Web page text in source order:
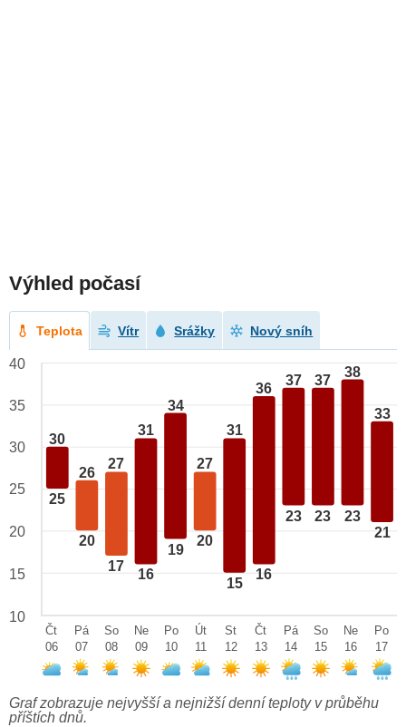
Výhled počasí
Teplota Vítr Srážky Nový sníh
30
25
26
20
27
17
31
16
34
19
27
20
31
15
36
16
37
23
37
23
38
23
33
21
40
35
30
25
20
15
10
Čt
06
Pá
07
So
08
Ne
09
Po
10
Út
11
St
12
Čt
13
Pá
14
So
15
Ne
16
Po
17
Graf zobrazuje nejvyšší a nejnižší denní teploty v průběhu
příštích dnů.